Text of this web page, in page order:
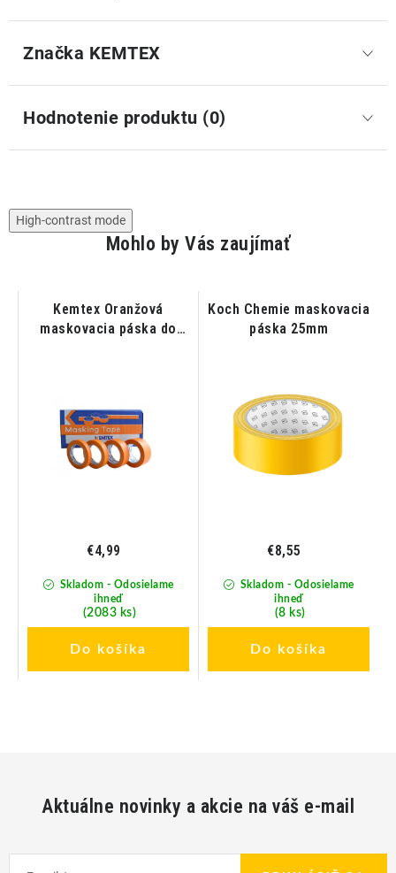
Značka KEMTEX
Hodnotenie produktu (0)
High-contrast mode
Mohlo by Vás zaujímať
Kemtex Oranžová
maskovacia páska do
Skladom - Odosielame
ihneď
(2083 ks)
€4,99
Do košíka
Koch Chemie maskovacia
páska 25mm
Skladom - Odosielame
ihneď
(8 ks)
€8,55
Do košíka
Aktuálne novinky a akcie na váš e-mail